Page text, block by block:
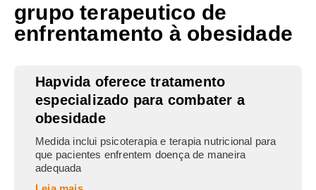
grupo terapeutico de
enfrentamento à obesidade
Hapvida oferece tratamento
especializado para combater a
obesidade
Medida inclui psicoterapia e terapia nutricional para
que pacientes enfrentem doença de maneira
adequada